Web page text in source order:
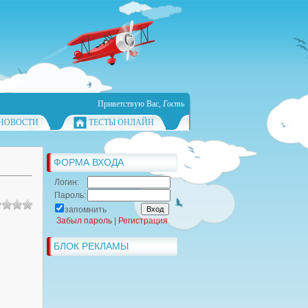
Приветствую Вас, Гость
ТЕСТЫ ОНЛАЙН
ФОРМА ВХОДА
Логин:
Пароль:
запомнить
Забыл пароль
Регистрация
БЛОК РЕКЛАМЫ